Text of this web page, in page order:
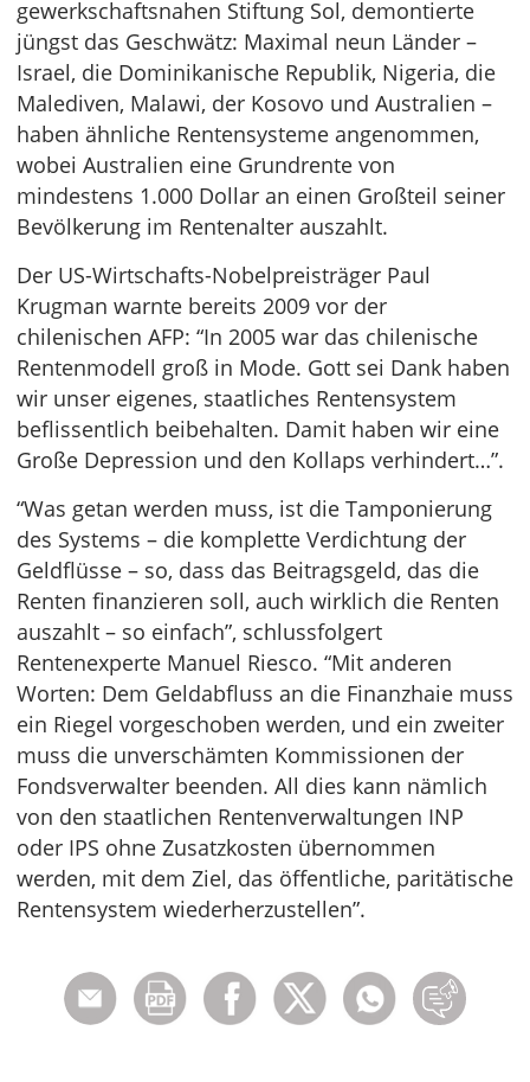
gewerkschaftsnahen Stiftung Sol, demontierte
jüngst das Geschwätz: Maximal neun Länder –
Israel, die Dominikanische Republik, Nigeria, die
Malediven, Malawi, der Kosovo und Australien –
haben ähnliche Rentensysteme angenommen,
wobei Australien eine Grundrente von
mindestens 1.000 Dollar an einen Großteil seiner
Bevölkerung im Rentenalter auszahlt.
Der US-Wirtschafts-Nobelpreisträger Paul
Krugman warnte bereits 2009 vor der
chilenischen AFP: “In 2005 war das chilenische
Rentenmodell groß in Mode. Gott sei Dank haben
wir unser eigenes, staatliches Rentensystem
beflissentlich beibehalten. Damit haben wir eine
Große Depression und den Kollaps verhindert…”.
“Was getan werden muss, ist die Tamponierung
des Systems – die komplette Verdichtung der
Geldflüsse – so, dass das Beitragsgeld, das die
Renten finanzieren soll, auch wirklich die Renten
auszahlt – so einfach”, schlussfolgert
Rentenexperte Manuel Riesco. “Mit anderen
Worten: Dem Geldabfluss an die Finanzhaie muss
ein Riegel vorgeschoben werden, und ein zweiter
muss die unverschämten Kommissionen der
Fondsverwalter beenden. All dies kann nämlich
von den staatlichen Rentenverwaltungen INP
oder IPS ohne Zusatzkosten übernommen
werden, mit dem Ziel, das öffentliche, paritätische
Rentensystem wiederherzustellen”.